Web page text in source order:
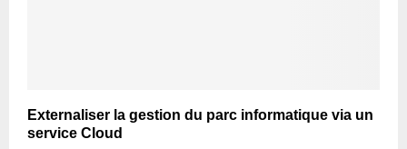
Externaliser la gestion du parc informatique via un
service Cloud